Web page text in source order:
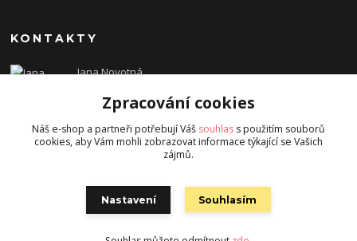
KONTAKTY
Jana Novotná
dzejn.n@email.cz
Zpracování cookies
Náš e-shop a partneři potřebují Váš souhlas s použitím souborů
cookies, aby Vám mohli zobrazovat informace týkající se Vašich
zájmů.
Nastavení Souhlasím